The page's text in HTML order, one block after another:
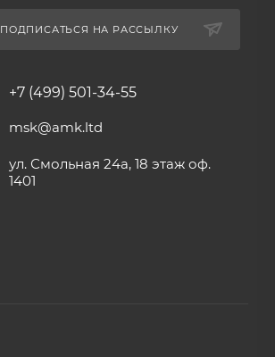
ПОДПИСАТЬСЯ НА РАССЫЛКУ
+7 (499) 501-34-55
msk@amk.ltd
ул. Смольная 24а, 18 этаж оф.
1401